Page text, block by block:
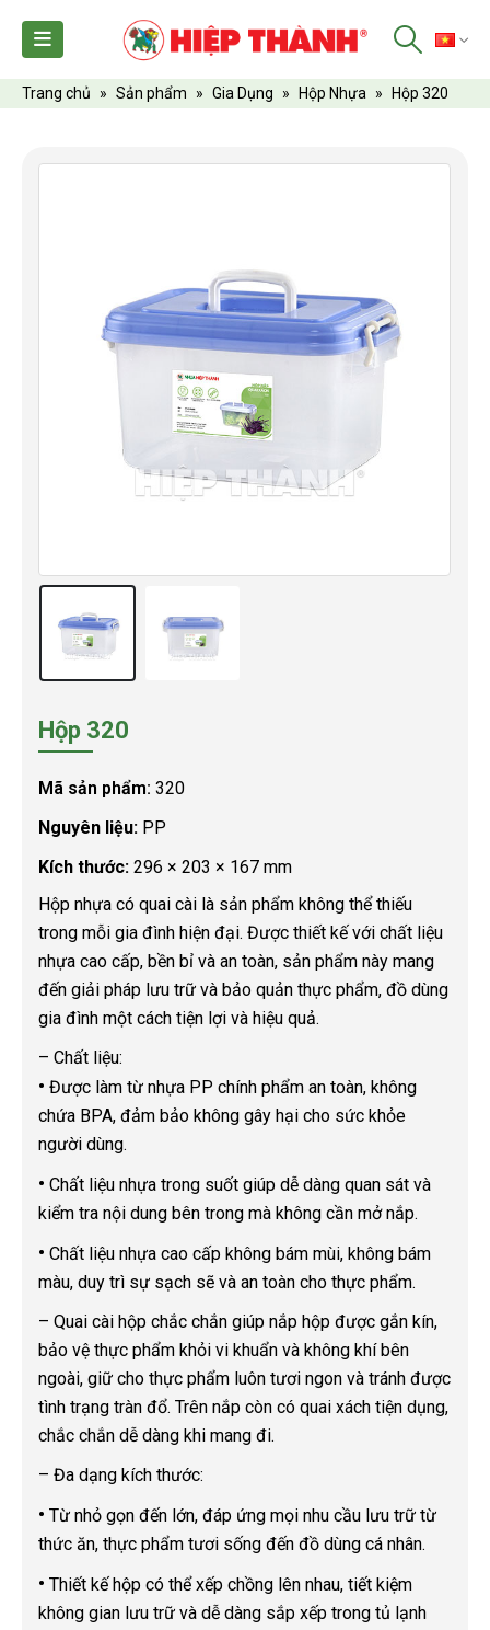
Trang chủ » Sản phẩm » Gia Dụng » Hộp Nhựa » Hộp 320
Hộp 320
Mã sản phẩm: 320
Nguyên liệu: PP
Kích thước: 296 × 203 × 167 mm
Hộp nhựa có quai cài là sản phẩm không thể thiếu
trong mỗi gia đình hiện đại. Được thiết kế với chất liệu
nhựa cao cấp, bền bỉ và an toàn, sản phẩm này mang
đến giải pháp lưu trữ và bảo quản thực phẩm, đồ dùng
gia đình một cách tiện lợi và hiệu quả.
– Chất liệu:
• Được làm từ nhựa PP chính phẩm an toàn, không
chứa BPA, đảm bảo không gây hại cho sức khỏe
người dùng.
• Chất liệu nhựa trong suốt giúp dễ dàng quan sát và
kiểm tra nội dung bên trong mà không cần mở nắp.
• Chất liệu nhựa cao cấp không bám mùi, không bám
màu, duy trì sự sạch sẽ và an toàn cho thực phẩm.
– Quai cài hộp chắc chắn giúp nắp hộp được gắn kín,
bảo vệ thực phẩm khỏi vi khuẩn và không khí bên
ngoài, giữ cho thực phẩm luôn tươi ngon và tránh được
tình trạng tràn đổ. Trên nắp còn có quai xách tiện dụng,
chắc chắn dễ dàng khi mang đi.
– Đa dạng kích thước:
• Từ nhỏ gọn đến lớn, đáp ứng mọi nhu cầu lưu trữ từ
thức ăn, thực phẩm tươi sống đến đồ dùng cá nhân.
• Thiết kế hộp có thể xếp chồng lên nhau, tiết kiệm
không gian lưu trữ và dễ dàng sắp xếp trong tủ lạnh